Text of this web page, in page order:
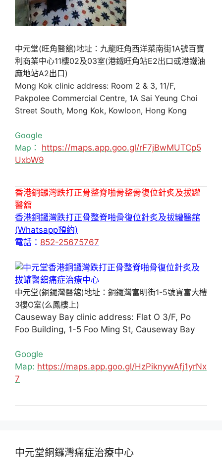
中元堂(旺角醫舘)地址：九龍旺角西洋菜南街1A號百寶
利商業中心11樓02及03室(港鐵旺角站E2出口或港鐵油
麻地站A2出口)
Mong Kok clinic address: Room 2 & 3, 11/F,
Pakpolee Commercial Centre, 1A Sai Yeung Choi
Street South, Mong Kok, Kowloon, Hong Kong
Google
Map： https://maps.app.goo.gl/rF7jBwMUTCp5
UxbW9
香港銅鑼灣跌打正骨整脊啪骨整骨復位針炙及拔罐
醫舘
香港銅鑼灣跌打正骨整脊啪骨復位針炙及拔罐醫舘
(Whatsapp預約)
電話： 852-25675767
中元堂(銅鑼灣醫舘)地址：銅鑼灣富明街1-5號寶富大樓
3樓O室(么鳳樓上)
Causeway Bay clinic address: Flat O 3/F, Po
Foo Building, 1-5 Foo Ming St, Causeway Bay
Google
Map: https://maps.app.goo.gl/HzPiknywAfj1yrNx
7
中元堂銅鑼灣痛症治療中心